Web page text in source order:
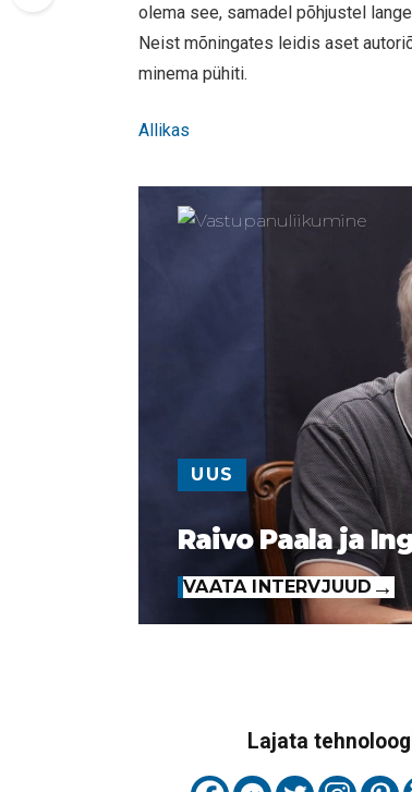
olema see, samadel põhjustel
Neist mõningates leidis aset
minema pühiti.
Allikas
UUS
Raivo Paala ja
VAATA INTERVJUUD
Lajata